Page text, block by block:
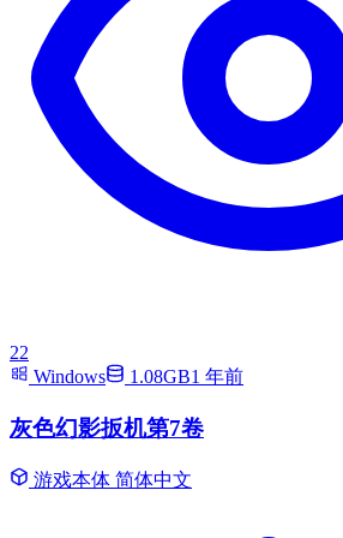
22
Windows
1.08GB1 年前
灰色幻影扳机第7卷
游戏本体 简体中文